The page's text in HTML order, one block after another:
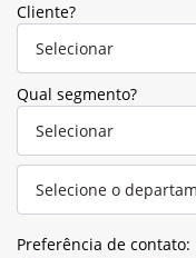
Cliente?
Qual segmento?
Preferência de contato: